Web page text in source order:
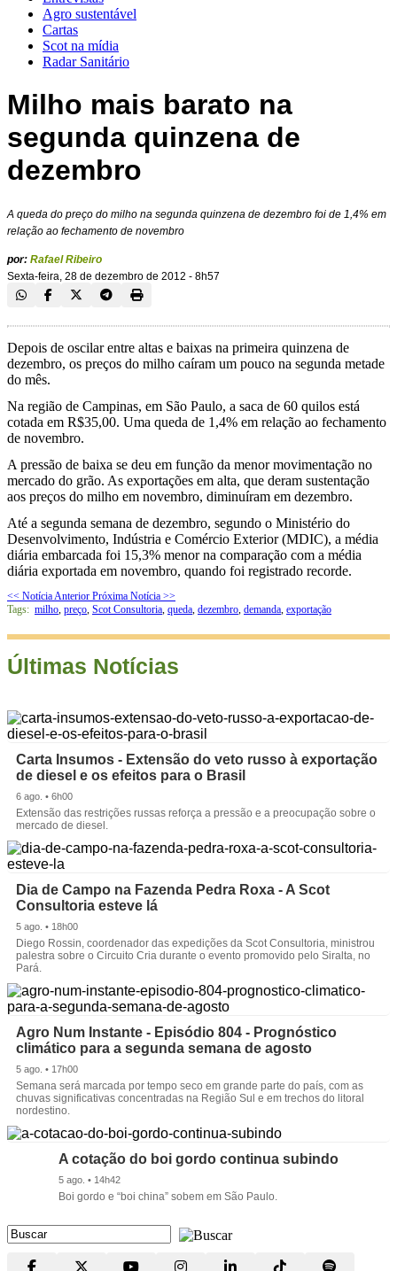
Agro sustentável
Cartas
Scot na mídia
Radar Sanitário
Milho mais barato na
segunda quinzena de
dezembro
A queda do preço do milho na segunda quinzena de dezembro foi de 1,4% em
relação ao fechamento de novembro
por: Rafael Ribeiro
Sexta-feira, 28 de dezembro de 2012 - 8h57
Depois de oscilar entre altas e baixas na primeira quinzena de
dezembro, os preços do milho caíram um pouco na segunda metade
do mês.
Na região de Campinas, em São Paulo, a saca de 60 quilos está
cotada em R$35,00. Uma queda de 1,4% em relação ao fechamento
de novembro.
A pressão de baixa se deu em função da menor movimentação no
mercado do grão. As exportações em alta, que deram sustentação
aos preços do milho em novembro, diminuíram em dezembro.
Até a segunda semana de dezembro, segundo o Ministério do
Desenvolvimento, Indústria e Comércio Exterior (MDIC), a média
diária embarcada foi 15,3% menor na comparação com a média
diária exportada em novembro, quando foi registrado recorde.
<< Notícia Anterior Próxima Notícia >>
Tags: milho, preço, Scot Consultoria, queda, dezembro, demanda, exportação
Últimas Notícias
Carta Insumos - Extensão do veto russo à exportação
de diesel e os efeitos para o Brasil
6 ago. • 6h00
Extensão das restrições russas reforça a pressão e a preocupação sobre o
mercado de diesel.
Dia de Campo na Fazenda Pedra Roxa - A Scot
Consultoria esteve lá
5 ago. • 18h00
Diego Rossin, coordenador das expedições da Scot Consultoria, ministrou
palestra sobre o Circuito Cria durante o evento promovido pelo Siralta, no
Pará.
Agro Num Instante - Episódio 804 - Prognóstico
climático para a segunda semana de agosto
5 ago. • 17h00
Semana será marcada por tempo seco em grande parte do país, com as
chuvas significativas concentradas na Região Sul e em trechos do litoral
nordestino.
A cotação do boi gordo continua subindo
5 ago. • 14h42
Boi gordo e “boi china” sobem em São Paulo.